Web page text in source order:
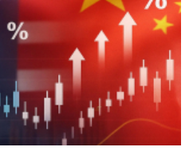
、洪財隆、孫明德、陶儀芬、
推薦。 生產國際化在當今經濟
雜產業。《晶片戰爭》作者米
盟友，掌握八成市場，中國則